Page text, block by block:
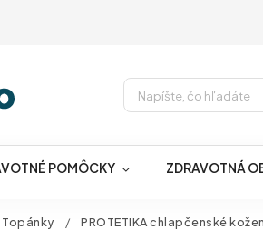
POMÔCKY ZDRAVOTNÁ
Topánky / PROTETIKA chlapčenské